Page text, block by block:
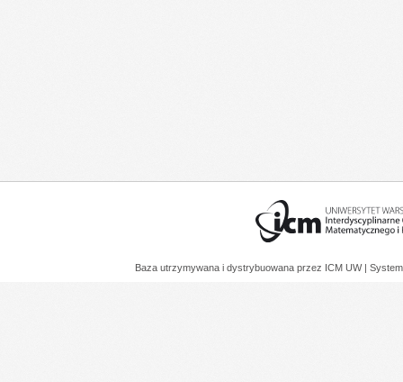
Baza utrzymywana i dystrybuowana przez ICM UW |